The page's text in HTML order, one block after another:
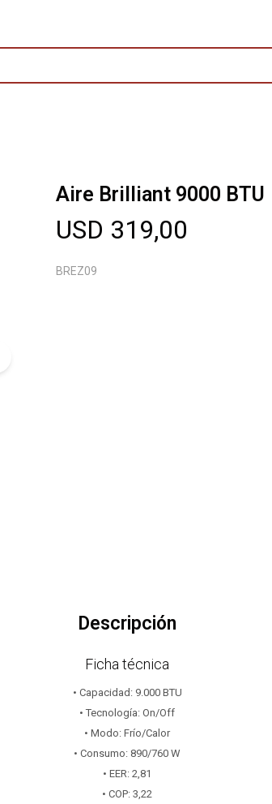
Aire Brilliant 9000 BTU
USD 319,00
BREZ09
Descripción
Ficha técnica
• Capacidad: 9.000 BTU
• Tecnología: On/Off
• Modo: Frío/Calor
• Consumo: 890/760 W
• EER: 2,81
• COP: 3,22